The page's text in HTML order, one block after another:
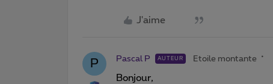
J'aime
P Pascal P AUTEUR Etoile montante
Bonjour,